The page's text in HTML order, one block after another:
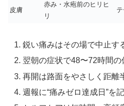
皮膚
赤み・水疱前のヒリヒ
リ
鋭い痛みはその場で中止す
翌朝の症状で48〜72時間の
再開は路面をやさしく距離
週報に“痛みゼロ達成日”を